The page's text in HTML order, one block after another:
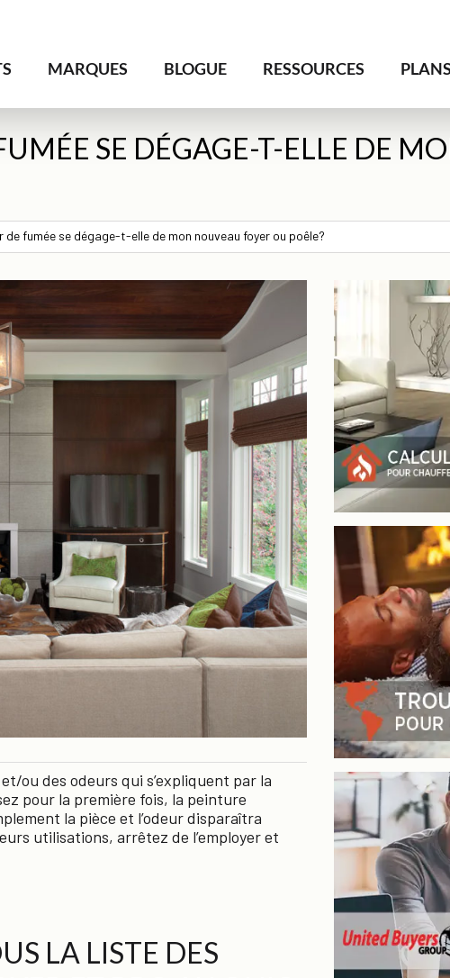
MARQUES BLOGUE RESSOURCES
SE DÉGAGE-T-ELLE DE
de fumée se dégage-t-elle de mon nouveau foyer ou poêle?
ou des odeurs qui s’expliquent par la
pour la première fois, la peinture
la pièce et l’odeur disparaîtra
utilisations, arrêtez de l’employer et
LA LISTE DES